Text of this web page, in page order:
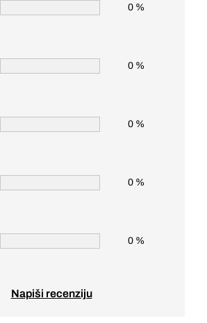
0 %
0 %
0 %
0 %
0 %
Napiši recenziju